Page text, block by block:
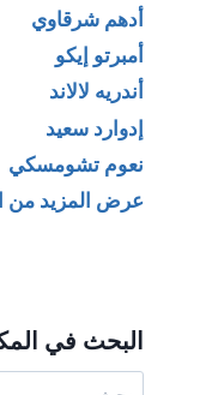
أدهم شرقاوي
أمبرتو إيكو
أندريه لالاند
إدوارد سعيد
نعوم تشومسكي
عرض المزيد من
البحث في